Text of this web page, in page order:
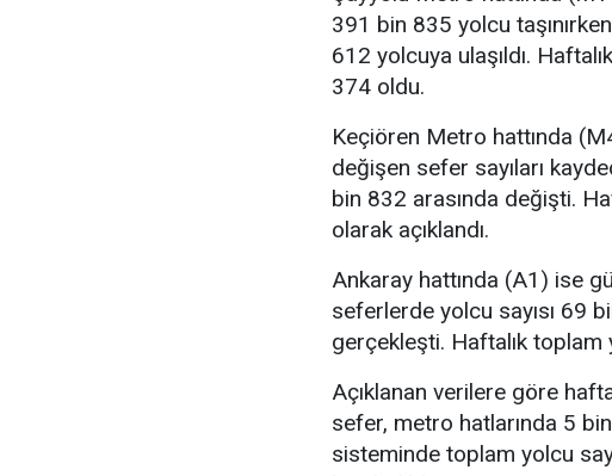
391 bin 835 yolcu
612 yolcuya ulaşıldı.
374 oldu.
Keçiören Metro hattında
değişen sefer sayıları
bin 832 arasında değişti.
olarak açıklandı.
Ankaray hattında (A1) ise
seferlerde yolcu sayısı 69
gerçekleşti. Haftalık toplam
Açıklanan verilere göre
sefer, metro hatlarında 5
sisteminde toplam yolcu